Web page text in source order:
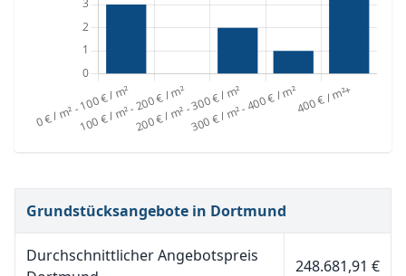
Grundstücksangebote in Dortmund
Durchschnittlicher Angebotspreis
248.681,91 €